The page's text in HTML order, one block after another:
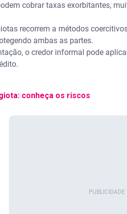
cobrar taxas exorbitantes,
recorrem a métodos
ambas as partes.
o credor informal pode
conheça os riscos